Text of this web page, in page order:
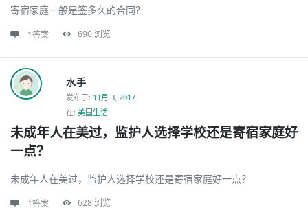
寄宿家庭一般是签多久的合同？
1答案 690浏览
水手
发布于: 11月 3, 2017
在: 美国生活
未成年人在美过，监护人选择学校还是寄宿家庭好
一点？
未成年人在美过，监护人选择学校还是寄宿家庭好一点？
1答案 628浏览